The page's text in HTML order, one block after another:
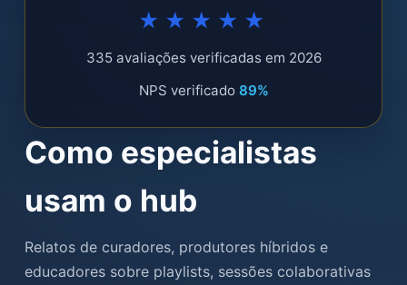
★★★★★
335 avaliações verificadas em 2026
NPS verificado 89%
Como especialistas
usam o hub
Relatos de curadores, produtores híbridos e
educadores sobre playlists, sessões colaborativas